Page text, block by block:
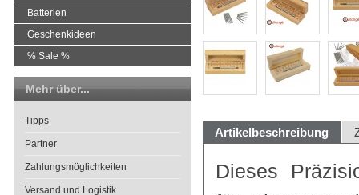
Artikelbeschreibung
Dieses
Batterien
Geschenkideen
% Sale %
Mehr über...
Tipps
Partner
Zahlungsmöglichkeiten
Versand und Logistik